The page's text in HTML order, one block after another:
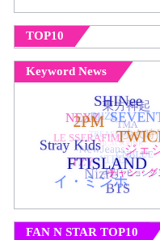
TOP10
Keyword News
FAN N STAR TOP10